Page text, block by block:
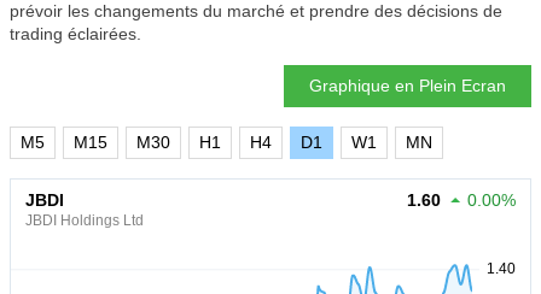
prévoir les changements du marché et prendre des décisions de
trading éclairées.
Graphique en Plein Ecran
M5 M15 M30 H1 H4 D1 W1 MN
JBDI
JBDI Holdings Ltd
1.60 0.00%